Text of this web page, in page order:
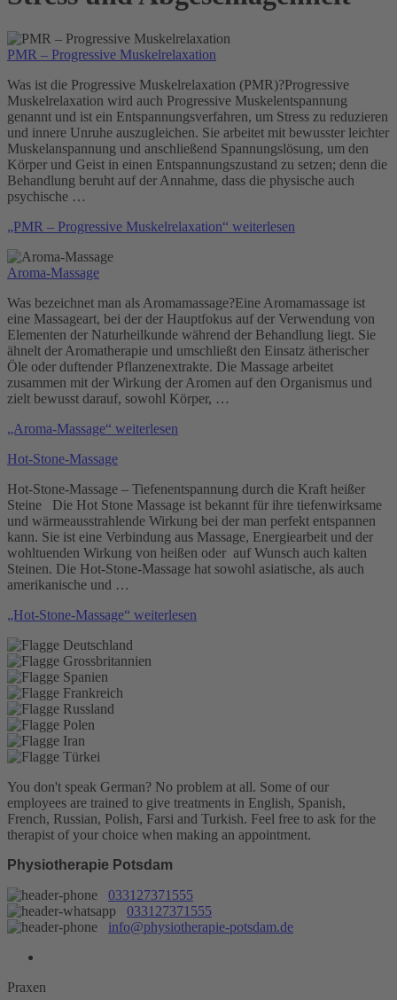
PMR – Progressive Muskelrelaxation
Was ist die Progressive Muskelrelaxation (PMR)?Progressive
Muskelrelaxation wird auch Progressive Muskelentspannung
genannt und ist ein Entspannungsverfahren, um Stress zu reduzieren
und innere Unruhe auszugleichen. Sie arbeitet mit bewusster leichter
Muskelanspannung und anschließend Spannungslösung, um den
Körper und Geist in einen Entspannungszustand zu setzen; denn die
Behandlung beruht auf der Annahme, dass die physische auch
psychische …
„PMR – Progressive Muskelrelaxation“ weiterlesen
Aroma-Massage
Was bezeichnet man als Aromamassage?Eine Aromamassage ist
eine Massageart, bei der der Hauptfokus auf der Verwendung von
Elementen der Naturheilkunde während der Behandlung liegt. Sie
ähnelt der Aromatherapie und umschließt den Einsatz ätherischer
Öle oder duftender Pflanzenextrakte. Die Massage arbeitet
zusammen mit der Wirkung der Aromen auf den Organismus und
zielt bewusst darauf, sowohl Körper, …
„Aroma-Massage“ weiterlesen
Hot-Stone-Massage
Hot-Stone-Massage – Tiefenentspannung durch die Kraft heißer
Steine Die Hot Stone Massage ist bekannt für ihre tiefenwirksame
und wärmeausstrahlende Wirkung bei der man perfekt entspannen
kann. Sie ist eine Verbindung aus Massage, Energiearbeit und der
wohltuenden Wirkung von heißen oder auf Wunsch auch kalten
Steinen. Die Hot-Stone-Massage hat sowohl asiatische, als auch
amerikanische und …
„Hot-Stone-Massage“ weiterlesen
You don't speak German? No problem at all. Some of our
employees are trained to give treatments in English, Spanish,
French, Russian, Polish, Farsi and Turkish. Feel free to ask for the
therapist of your choice when making an appointment.
Physiotherapie Potsdam
033127371555
033127371555
info@physiotherapie-potsdam.de
Praxen